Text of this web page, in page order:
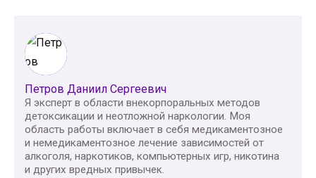
Петров Даниил Сергеевич
Я эксперт в области внекорпоральных методов
детоксикации и неотложной наркологии. Моя
область работы включает в себя медикаментозное
и немедикаментозное лечение зависимостей от
алкоголя, наркотиков, компьютерных игр, никотина
и других вредных привычек.